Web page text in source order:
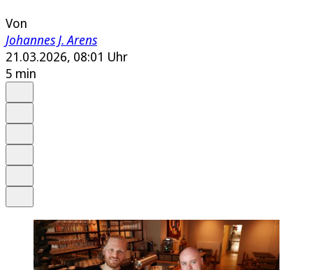
Von
Johannes J. Arens
21.03.2026, 08:01 Uhr
5 min